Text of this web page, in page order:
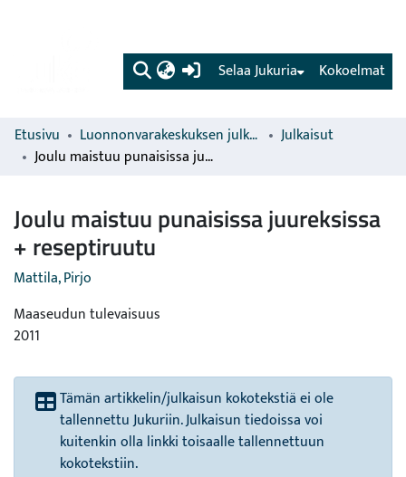
(current) Kokoelmat
Selaa Jukuria
Etusivu Luonnonvarakeskuksen julkaisut
Julkaisut
Joulu maistuu punaisissa juureksissa + reseptiruutu
Joulu maistuu punaisissa juureksissa
+ reseptiruutu
Mattila, Pirjo
Maaseudun tulevaisuus
2011
Tämän artikkelin/julkaisun kokotekstiä ei ole
tallennettu Jukuriin. Julkaisun tiedoissa voi
kuitenkin olla linkki toisaalle tallennettuun
kokotekstiin.